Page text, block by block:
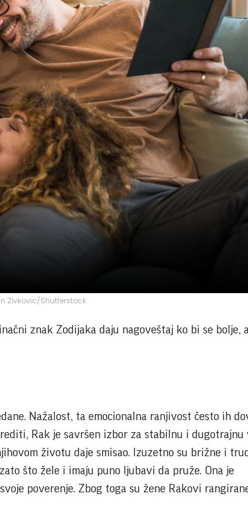
Zivkovic/Shutterstock
znak Zodijaka daju nagoveštaj ko bi se bolje,
Nažalost, ta emocionalna ranjivost često ih
Rak je savršen izbor za stabilnu i dugotrajnu
životu daje smisao. Izuzetno su brižne i
što žele i imaju puno ljubavi da pruže. Ona je
poverenje. Zbog toga su žene Rakovi